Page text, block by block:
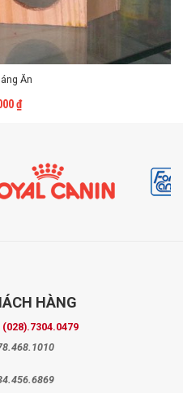
Ăn
₫
Hệ
HÀNG
(028).7304.0479